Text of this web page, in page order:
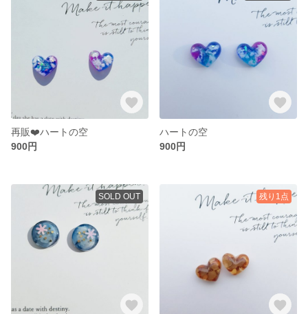
再販❤️ハートの空
900円
ハートの空
900円
SOLD OUT 残り1点